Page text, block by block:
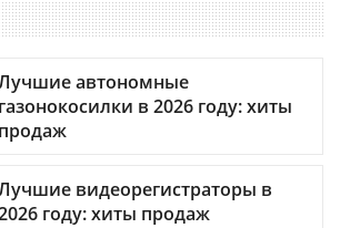
автономные
газонокосилки в 2026 году: хиты
продаж
видеорегистраторы в
году: хиты продаж